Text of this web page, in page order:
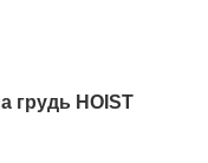
грудь HOIST